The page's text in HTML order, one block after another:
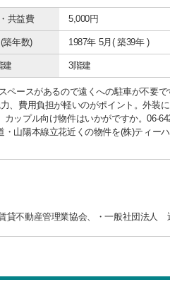
共益費 5,000円
築年数) 1987年 5月( 築39年 )
建 3階建
ースがあるので遠くへの駐車が不要で
、費用負担が軽いのがポイント。外装
ップル向け物件はいかがですか。06-
山陽本線立花近くの物件を(株)ティー
不動産管理業協会、・一般社団法人